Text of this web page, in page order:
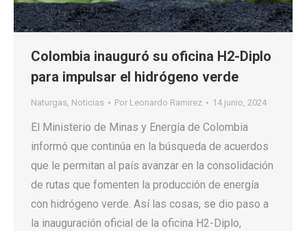
Colombia inauguró su oficina H2-Diplo
para impulsar el hidrógeno verde
Naturgas, Noticias Por Leonardo Ramirez 14 junio, 2024
El Ministerio de Minas y Energía de Colombia
informó que continúa en la búsqueda de acuerdos
que le permitan al país avanzar en la consolidación
de rutas que fomenten la producción de energía
con hidrógeno verde. Así las cosas, se dio paso a
la inauguración oficial de la oficina H2-Diplo,